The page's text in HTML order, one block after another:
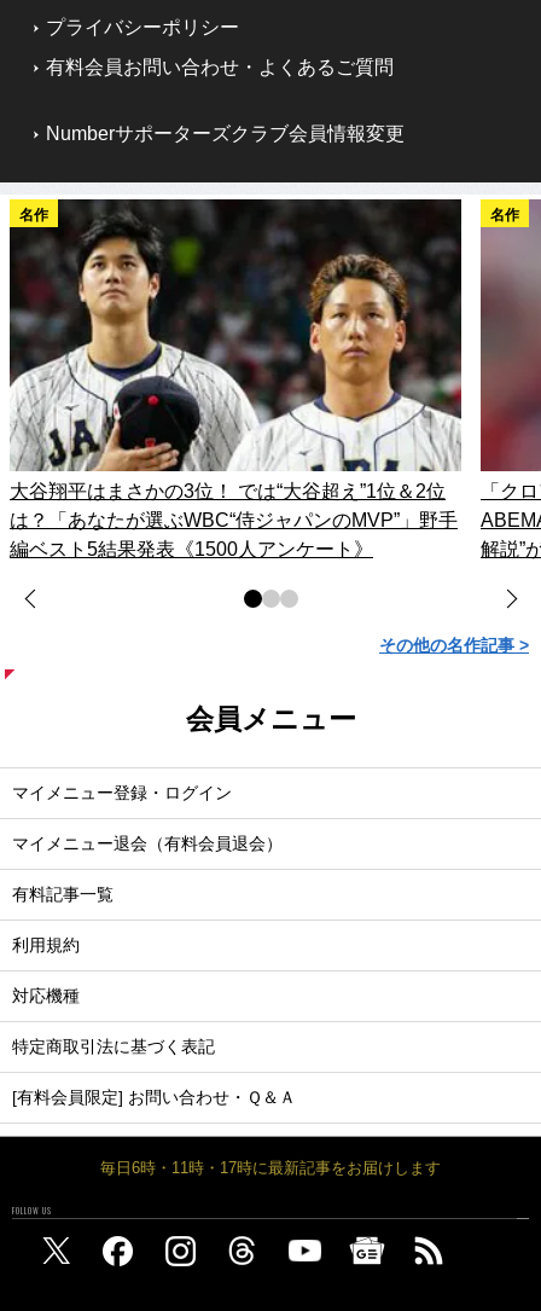
プライバシーポリシー
有料会員お問い合わせ・よくあるご質問
Numberサポーターズクラブ会員情報変更
名作
大谷翔平はまさかの3位！ では“大谷超え”1位＆2位
は？「あなたが選ぶWBC“侍ジャパンのMVP”」野手
編ベスト5結果発表《1500人アンケート》
名作
「ク
解説”
その他の名作記事 >
会員メニュー
マイメニュー登録・ログイン
マイメニュー退会（有料会員退会）
有料記事一覧
利用規約
対応機種
特定商取引法に基づく表記
[有料会員限定] お問い合わせ・Ｑ＆Ａ
毎日6時・11時・17時に最新記事をお届けします
FOLLOW US